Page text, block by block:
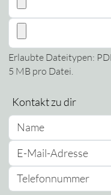
Erlaubte Dateitypen:
5 MB pro Datei.
Kontakt zu dir